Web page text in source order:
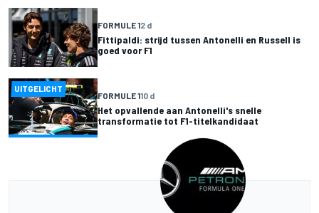
FORMULE 12 d
Fittipaldi: strijd tussen Antonelli en Russell is
goed voor F1
UITGELICHT
FORMULE 110 d
Het opvallende aan Antonelli's snelle
transformatie tot F1-titelkandidaat